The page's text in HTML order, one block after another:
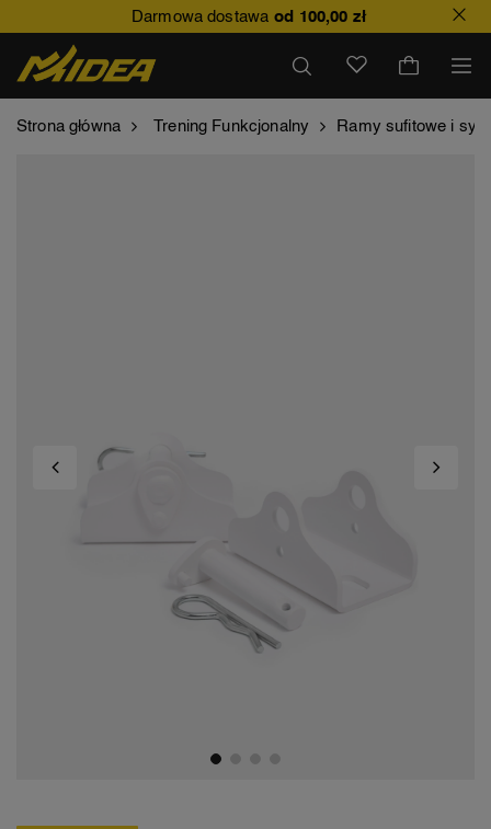
Darmowa dostawa od 100,00 zł
Strona główna Trening Funkcjonalny Ramy sufitowe i